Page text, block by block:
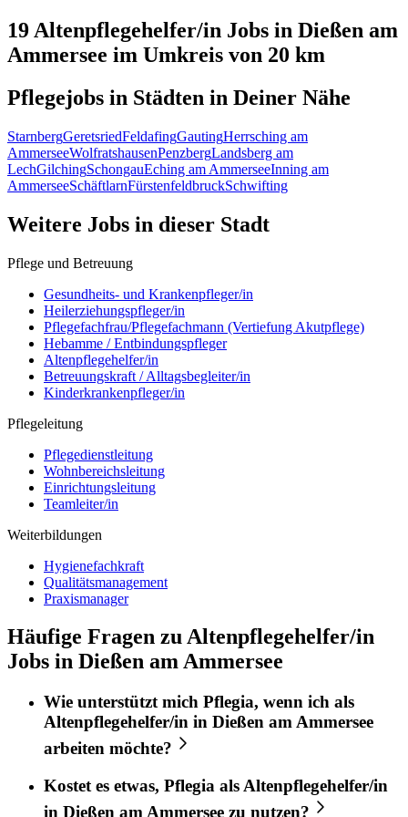
19 Altenpflegehelfer/in Jobs in Dießen am
Ammersee im Umkreis von 20 km
Pflegejobs in Städten in Deiner Nähe
StarnbergGeretsriedFeldafingGautingHerrsching am
AmmerseeWolfratshausenPenzbergLandsberg am
LechGilchingSchongauEching am AmmerseeInning am
AmmerseeSchäftlarnFürstenfeldbruckSchwifting
Weitere Jobs in dieser Stadt
Pflege und Betreuung
Gesundheits- und Krankenpfleger/in
Heilerziehungspfleger/in
Pflegefachfrau/Pflegefachmann (Vertiefung Akutpflege)
Hebamme / Entbindungspfleger
Altenpflegehelfer/in
Betreuungskraft / Alltagsbegleiter/in
Kinderkrankenpfleger/in
Pflegeleitung
Pflegedienstleitung
Wohnbereichsleitung
Einrichtungsleitung
Teamleiter/in
Weiterbildungen
Hygienefachkraft
Qualitätsmanagement
Praxismanager
Häufige Fragen zu Altenpflegehelfer/in
Jobs in Dießen am Ammersee
Wie unterstützt mich Pflegia, wenn ich als
Altenpflegehelfer/in in Dießen am Ammersee
arbeiten möchte?
Kostet es etwas, Pflegia als Altenpflegehelfer/in
in Dießen am Ammersee zu nutzen?